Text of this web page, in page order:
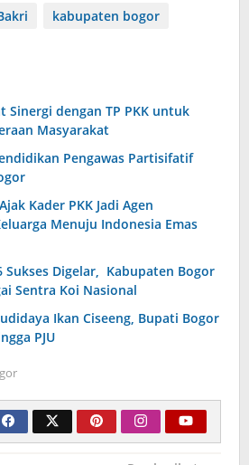
kabupaten bogor
Sinergi dengan TP PKK untuk
Masyarakat
Pengawas Partisifatif
Kader PKK Jadi Agen
Menuju Indonesia Emas
Sukses Digelar, Kabupaten Bogor
Sentra Koi Nasional
Ikan Ciseeng, Bupati Bogor
PJU